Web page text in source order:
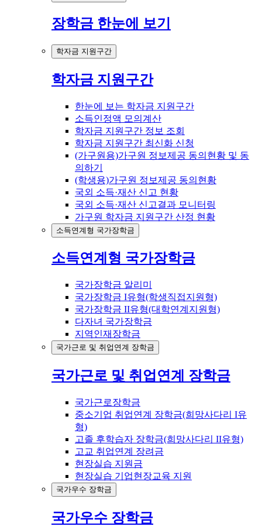
장학금 한눈에 보기
학자금 지원구간
학자금 지원구간
한눈에 보는 학자금 지원구간
소득인정액 모의계산
학자금 지원구간 정보 조회
학자금 지원구간 최신화 신청
(가구원용)가구원 정보제공 동의현황 및 동
의하기
(학생용)가구원 정보제공 동의현황
국외 소득·재산 신고 현황
국외 소득·재산 신고결과 모니터링
가구원 학자금 지원구간 산정 현황
소득연계형 국가장학금
소득연계형 국가장학금
국가장학금 알리미
국가장학금 I유형(학생직접지원형)
국가장학금 II유형(대학연계지원형)
다자녀 국가장학금
지역인재장학금
국가근로 및 취업연계 장학금
국가근로 및 취업연계 장학금
국가근로장학금
중소기업 취업연계 장학금(희망사다리 I유
형)
고졸 후학습자 장학금(희망사다리 II유형)
고교 취업연계 장려금
현장실습 지원금
현장실습 기업현장교육 지원
국가우수 장학금
국가우수 장학금